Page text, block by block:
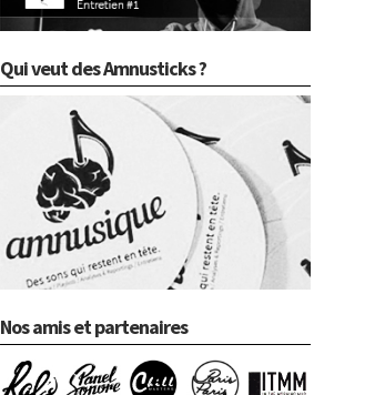
Qui veut des Amnusticks ?
Nos amis et partenaires